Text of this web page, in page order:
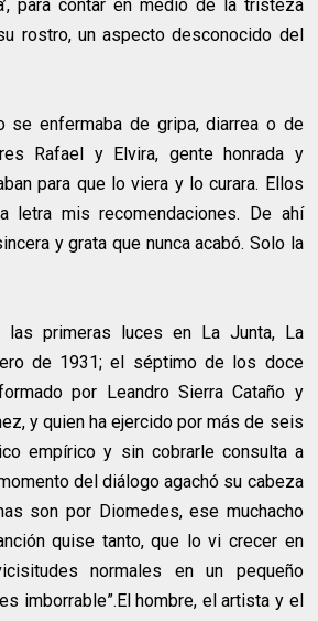
para contar en medio de la tristeza
rostro, un aspecto desconocido del
se enfermaba de gripa, diarrea o de
Rafael y Elvira, gente honrada y
para que lo viera y lo curara. Ellos
letra mis recomendaciones. De ahí
y grata que nunca acabó. Solo la
las primeras luces en La Junta, La
de 1931; el séptimo de los doce
por Leandro Sierra Cataño y
y quien ha ejercido por más de seis
empírico y sin cobrarle consulta a
del diálogo agachó su cabeza
son por Diomedes, ese muchacho
quise tanto, que lo vi crecer en
normales en un pequeño
imborrable”.El hombre, el artista y el